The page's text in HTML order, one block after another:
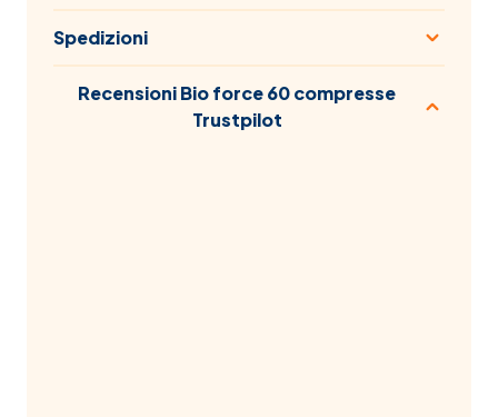
Spedizioni
Recensioni Bio force 60 compresse
Trustpilot